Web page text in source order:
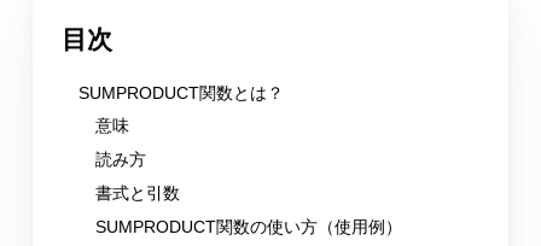
目次
SUMPRODUCT関数とは？
意味
読み方
書式と引数
SUMPRODUCT関数の使い方（使用例）